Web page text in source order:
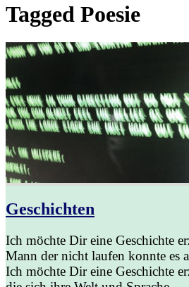
Tagged Poesie
Geschichten
Ich möchte Dir eine Geschichte
Mann der nicht laufen konnte es
Ich möchte Dir eine Geschichte